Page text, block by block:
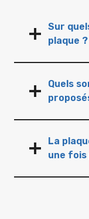
Sur
plaque ?
Quels
La
une fois